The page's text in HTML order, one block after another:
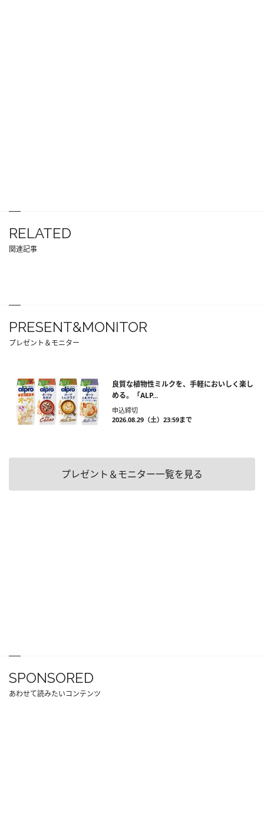
RELATED
関連記事
PRESENT&MONITOR
プレゼント＆モニター
良質な植物性ミルクを、手軽においしく楽し
める。「ALP...
申込締切
2026.08.29（土）23:59まで
プレゼント＆モニター一覧を見る
SPONSORED
あわせて読みたいコンテンツ